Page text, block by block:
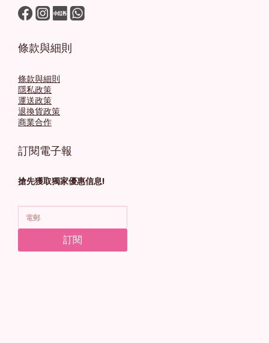
條款與細則
條款與細則
隱私政策
運送政策
退換貨政策
商業合作
訂閱電子報
搶先獲取獨家優惠信息!
訂閱